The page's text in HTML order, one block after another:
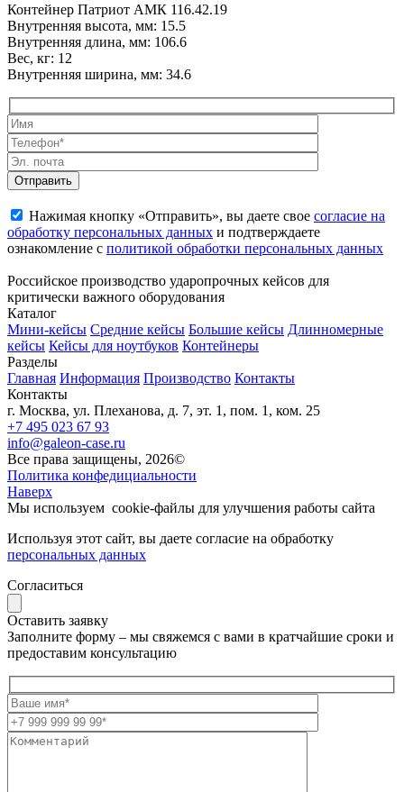
Контейнер Патриот АМК 116.42.19
Внутренняя высота, мм: 15.5
Внутренняя длина, мм: 106.6
Вес, кг: 12
Внутренняя ширина, мм: 34.6
Нажимая кнопку «Отправить», вы даете свое согласие на
обработку персональных данных и подтверждаете
ознакомление с политикой обработки персональных данных
Российское производство ударопрочных кейсов для
критически важного оборудования
Каталог
Мини-кейсы Средние кейсы Большие кейсы Длинномерные
кейсы Кейсы для ноутбуков Контейнеры
Разделы
Главная Информация Производство Контакты
Контакты
г. Москва, ул. Плеханова, д. 7, эт. 1, пом. 1, ком. 25
+7 495 023 67 93
info@galeon-case.ru
Все права защищены, 2026©
Политика конфедициальности
Наверх
Мы используем cookie-файлы для улучшения работы сайта
Используя этот сайт, вы даете согласие на обработку
персональных данных
Согласиться
Оставить заявку
Заполните форму – мы свяжемся с вами в кратчайшие сроки и
предоставим консультацию